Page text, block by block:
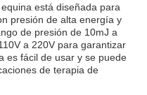
está diseñada para
presión de alta energía y
de presión de 10mJ a
a 220V para garantizar
es fácil de usar y se puede
de terapia de